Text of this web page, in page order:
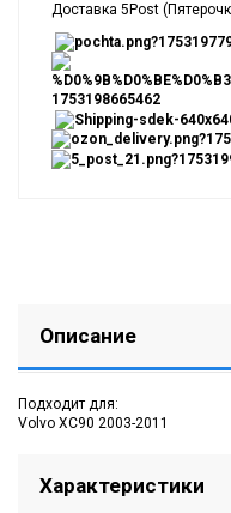
Доставка 5Post
Описание
Подходит для:
Volvo XC90 2003-2011
Характеристики